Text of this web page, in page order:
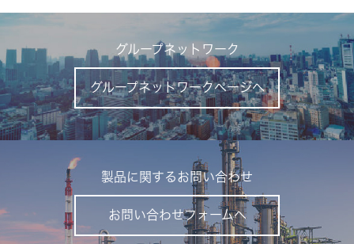
グループネットワーク
グループネットワークページへ
製品に関するお問い合わせ
お問い合わせフォームへ